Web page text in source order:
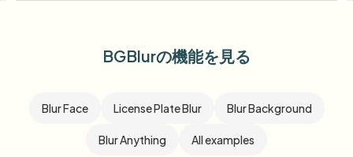
BGBlurの機能を見る
Blur Face License Plate Blur Blur Background
Blur Anything All examples